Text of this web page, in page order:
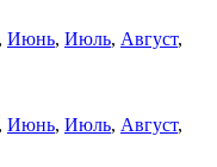
, Июнь, Июль, Август,
, Июнь, Июль, Август,